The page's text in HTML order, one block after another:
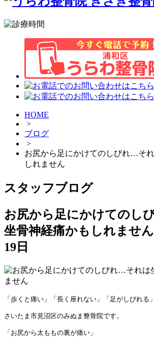
HOME
>
ブログ
>
お尻から足にかけてのしびれ…そ
しれません
スタッフブログ
お尻から足にかけてのし
坐骨神経痛かもしれません
19日
「歩くと痛い」「長く座れない」「足がしびれる
さいたま市見沼区のみぬま整骨院です。
「お尻から太ももの裏が痛い」